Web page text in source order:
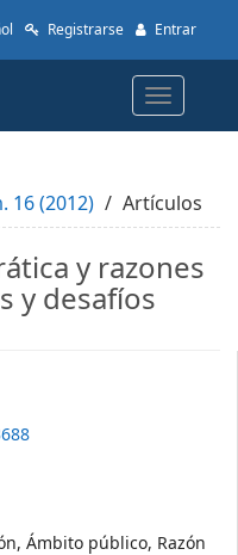
Registrarse Entrar
Toggle
16 (2012) Artículos
y razones
y desafíos
Ámbito público, Razón